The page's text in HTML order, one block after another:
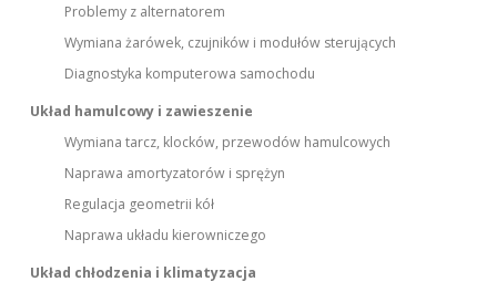
Problemy z alternatorem
Wymiana żarówek, czujników i modułów sterujących
Diagnostyka komputerowa samochodu
Układ hamulcowy i zawieszenie
Wymiana tarcz, klocków, przewodów hamulcowych
Naprawa amortyzatorów i sprężyn
Regulacja geometrii kół
Naprawa układu kierowniczego
Układ chłodzenia i klimatyzacja